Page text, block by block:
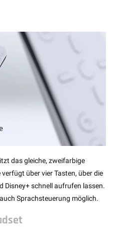
das gleiche, zweifarbige
über vier Tasten, über die
Disney+ schnell aufrufen lassen.
Sprachsteuerung möglich.